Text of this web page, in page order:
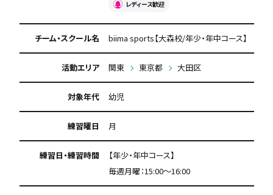
レディース歓迎
チーム・スクール名 biima sports【大森校/年少・年中コース】
活動エリア 関東 東京都 大田区
対象年代 幼児
練習曜日 月
練習日・練習時間
【年少・年中コース】
毎週月曜：15:00〜16:00